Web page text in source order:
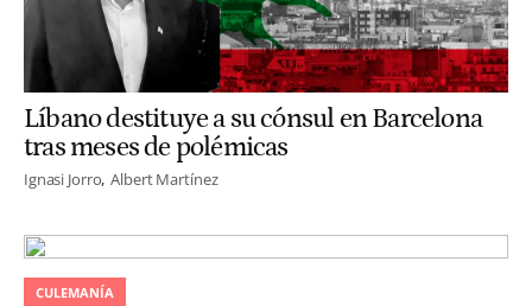
Líbano destituye a su cónsul en Barcelona
tras meses de polémicas
Ignasi Jorro Albert Martínez
CULEMANÍA